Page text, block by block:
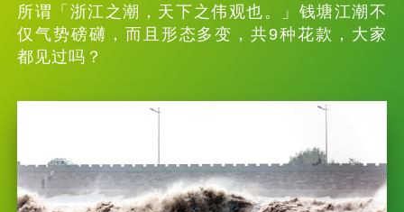
所谓「浙江之潮，天下之伟观也。」钱塘江潮不
仅气势磅礴，而且形态多变，共9种花款，大家
都见过吗？